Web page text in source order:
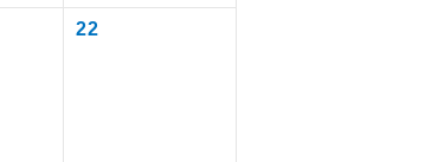
22